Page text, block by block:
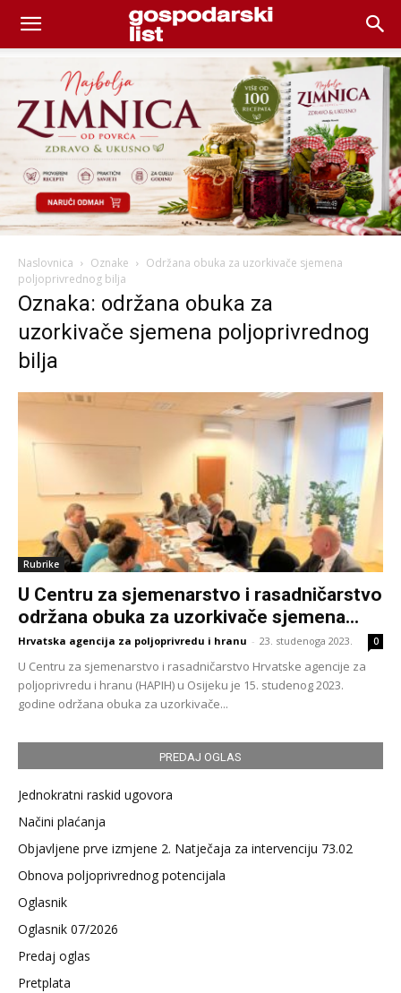
Naslovnica Oznake
Održana obuka za uzorkivače sjemena
poljoprivrednog bilja
Oznaka: održana obuka za
uzorkivače sjemena poljoprivrednog
bilja
Rubrike
U Centru za sjemenarstvo i rasadničarstvo
održana obuka za uzorkivače sjemena...
Hrvatska agencija za poljoprivredu i hranu - 23. studenoga 2023. 0
U Centru za sjemenarstvo i rasadničarstvo Hrvatske agencije za
poljoprivredu i hranu (HAPIH) u Osijeku je 15. studenog 2023.
godine održana obuka za uzorkivače...
PREDAJ OGLAS
Jednokratni raskid ugovora
Načini plaćanja
Objavljene prve izmjene 2. Natječaja za intervenciju 73.02
Obnova poljoprivrednog potencijala
Oglasnik
Oglasnik 07/2026
Predaj oglas
Pretplata